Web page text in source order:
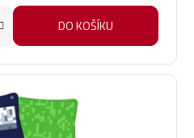
DO KOŠÍKU